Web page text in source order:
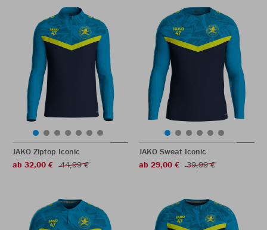
JAKO Ziptop Iconic
ab 32,00 €
44,99 €
JAKO Sweat Iconic
ab 29,00 €
39,99 €